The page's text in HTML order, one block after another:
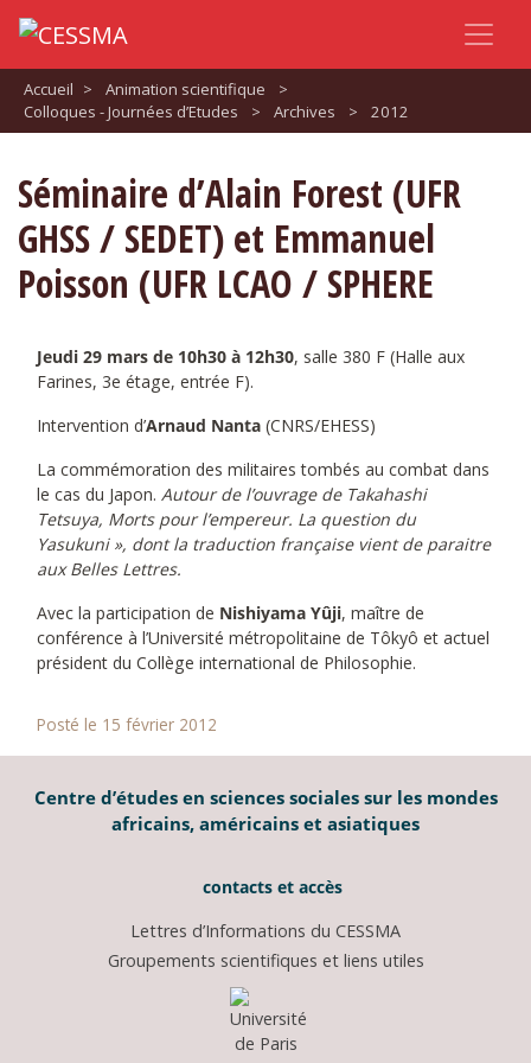
Accueil > Animation scientifique
>
Colloques - Journées d’Etudes
> Archives > 2012
Séminaire d’Alain Forest (UFR
GHSS / SEDET) et Emmanuel
Poisson (UFR LCAO / SPHERE
Jeudi 29 mars de 10h30 à 12h30, salle 380 F (Halle aux
Farines, 3e étage, entrée F).
Intervention d’Arnaud Nanta (CNRS/EHESS)
La commémoration des militaires tombés au combat dans
le cas du Japon. Autour de l’ouvrage de Takahashi
Tetsuya, Morts pour l’empereur. La question du
Yasukuni », dont la traduction française vient de paraitre
aux Belles Lettres.
Avec la participation de Nishiyama Yûji, maître de
conférence à l’Université métropolitaine de Tôkyô et actuel
président du Collège international de Philosophie.
Posté le 15 février 2012
Centre d’études en sciences sociales sur les mondes
africains, américains et asiatiques
contacts et accès
Lettres d’Informations du CESSMA
Groupements scientifiques et liens utiles